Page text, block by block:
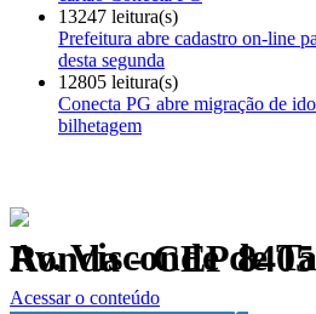
13247 leitura(s)
Prefeitura abre cadastro on-line
desta segunda
12805 leitura(s)
Conecta PG abre migração de
bilhetagem
Av. Visconde de Taunay, 950 - Ronda -
Política de Privacidade.
Acessar o conteúdo